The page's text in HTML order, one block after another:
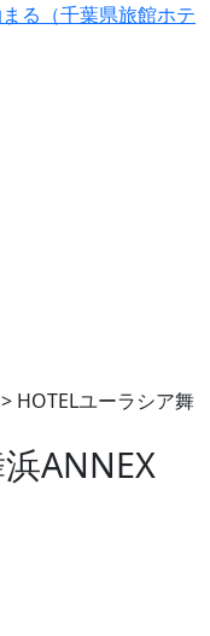
る（千葉県旅館ホテ
> HOTELユーラシア舞
ANNEX